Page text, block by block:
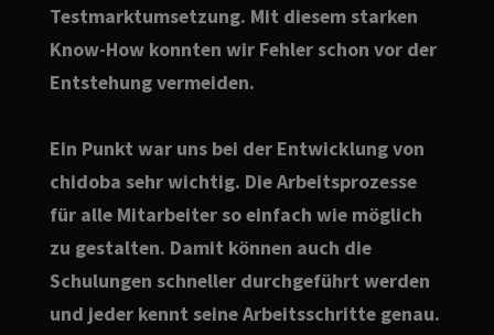
Testmarktumsetzung. Mit diesem starken
Know-How konnten wir Fehler schon vor der
Entstehung vermeiden.
Ein Punkt war uns bei der Entwicklung von
chidoba sehr wichtig. Die Arbeitsprozesse
für alle Mitarbeiter so einfach wie möglich
zu gestalten. Damit können auch die
Schulungen schneller durchgeführt werden
und jeder kennt seine Arbeitsschritte genau.